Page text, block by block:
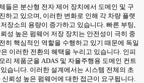
들은 분산형 전자 제어 장치에서 도메인 및 구
하고 있으며, 이러한 변화로 인해 각 차량 플랫
장소의 용량이 증가하고 있습니다. 빠른 부팅,
성 높은 펌웨어 저장 장치는 안전성이 극히 중
히 핵심적인 역할을 수행하고 있기 때문에 독일
이러한 전환의 혜택을 누리고 있습니다. 인피
리 제품군을 ADAS 및 자율주행용 도메인 컨트
습니다. 이러한 설계에서는 시스템 전체의 초
뢰성 높은 펌웨어에 대한 접근이 요구됩니다.